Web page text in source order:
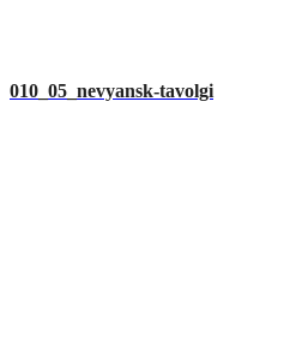
010_05_nevyansk-tavolgi